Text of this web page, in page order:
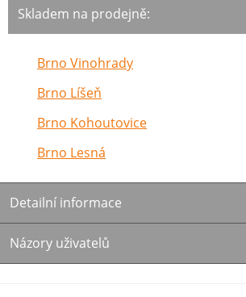
Skladem na prodejně:
Brno Vinohrady
Brno Líšeň
Brno Kohoutovice
Brno Lesná
Detailní informace
Názory uživatelů